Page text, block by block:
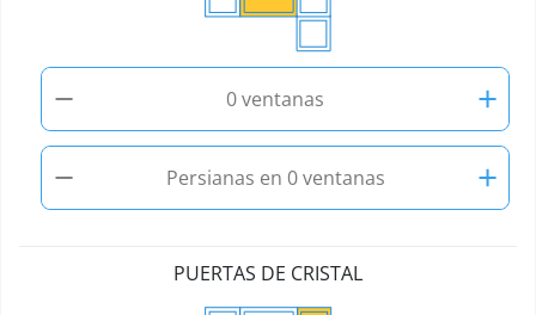
− 0 ventanas
+
−
Persianas en 0 ventanas +
PUERTAS DE CRISTAL